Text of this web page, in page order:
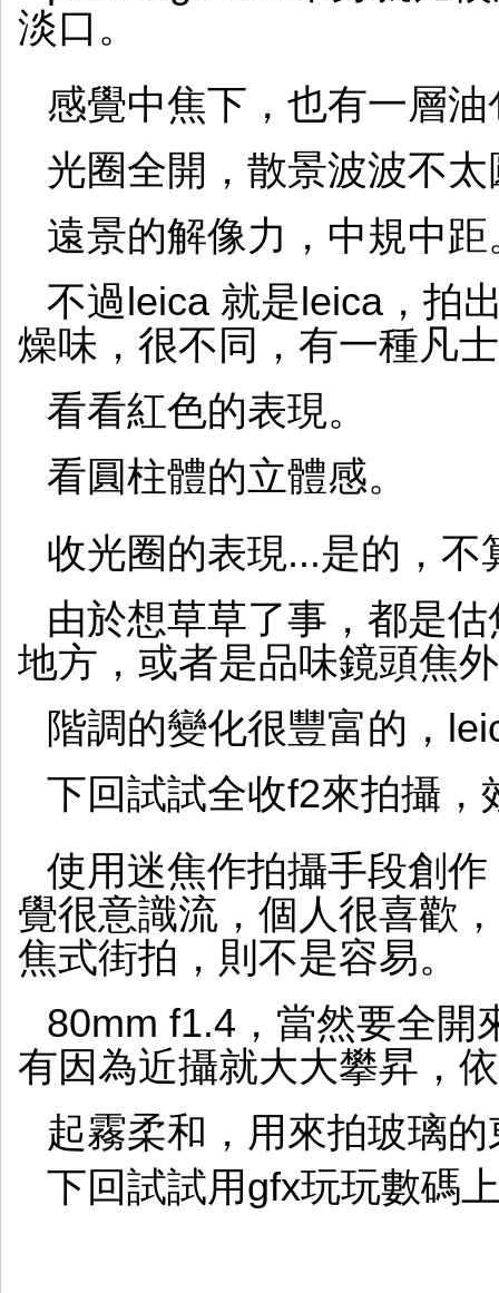
淡口。
感覺中焦下，也有一層
光圈全開，散景波波不
遠景的解像力，中規中距
不過leica 就是leica，拍
燥味，很不同，有一種凡
看看紅色的表現。
看圓柱體的立體感。
收光圈的表現...是的，不
由於想草草了事，都是
地方，或者是品味鏡頭焦
階調的變化很豐富的，
下回試試全收f2來拍攝，
使用迷焦作拍攝手段創
覺很意識流，個人很喜歡
焦式街拍，則不是容易。
80mm f1.4，當然要全開
有因為近攝就大大攀昇，
起霧柔和，用來拍玻璃
下回試試用gfx玩玩數碼